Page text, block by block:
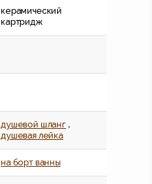
керамический
картридж
душевой шланг ,
душевая лейка
на борт ванны